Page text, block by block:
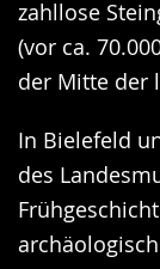
zahllose
(vor ca.
der Mitte der
In Bielefeld
des